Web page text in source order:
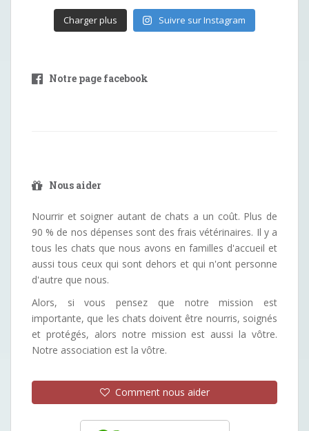
Charger plus Suivre sur Instagram
Notre page facebook
Nous aider
Nourrir et soigner autant de chats a un coût. Plus de
90 % de nos dépenses sont des frais vétérinaires. Il y a
tous les chats que nous avons en familles d'accueil et
aussi tous ceux qui sont dehors et qui n'ont personne
d'autre que nous.
Alors, si vous pensez que notre mission est
importante, que les chats doivent être nourris, soignés
et protégés, alors notre mission est aussi la vôtre.
Notre association est la vôtre.
Comment nous aider